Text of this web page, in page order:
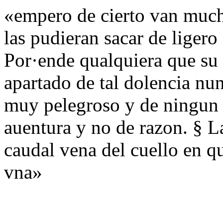
«empero de cierto van
las pudieran sacar de
Por·ende qualquiera que
apartado de tal dolencia
muy pelegroso y de
auentura y no de razon. §
caudal vena del cuello en
vna»